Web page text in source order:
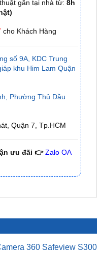
cho Khách Hàng
số 9A, KDC Trung
Phường Thủ Dầu
Quận 7, Tp.HCM
ưu đãi 👉 Zalo OA
360 Safeview S300
₫11,500,000